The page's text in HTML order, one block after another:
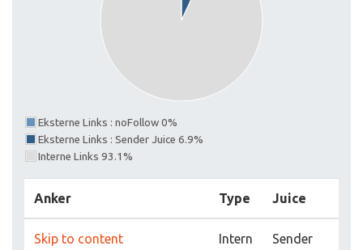
Eksterne Links : noFollow 0%
Eksterne Links : Sender Juice 6.9%
Interne Links 93.1%
Anker Type Juice
Skip to content Intern
Sender